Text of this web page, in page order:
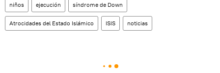
niños ejecución síndrome de Down
Atrocidades del Estado Islámico ISIS noticias